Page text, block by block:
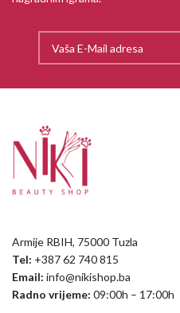
Armije RBIH, 75000 Tuzla
Tel: +387 62 740 815
Email: info@nikishop.ba
Radno vrijeme: 09:00h – 17:00h